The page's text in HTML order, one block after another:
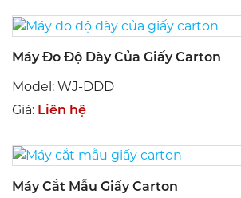
Máy Đo Độ Dày Của Giấy Carton
Model: WJ-DDD
Giá: Liên hệ
Máy Cắt Mẫu Giấy Carton